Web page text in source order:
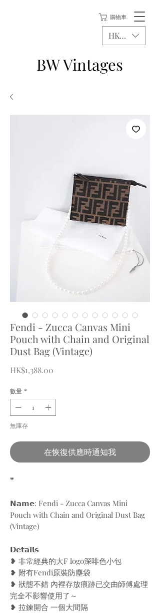
購物車
BW Vintages
HKD (HK$)
Fendi - Zucca Canvas Mini
Pouch with Chain and Original
Dust Bag (Vintage)
HK$1,388.00
數量 *
無庫存
在恢復供應時通知我
❞
𝗡𝗮𝗺𝗲: Fendi - Zucca Canvas Mini
Pouch with Chain and Original Dust Bag
(Vintage)
𝗗𝗲𝘁𝗮𝗶𝗹𝘀
❥ 非常經典的大F logo深啡色小包
❥ 附有Fendi原裝防塵袋
❥ 狀態不錯 內裡存放痕跡已交由師傅處理
完全不影響使用了～
❥ 拉鍊開合 一個大間隔